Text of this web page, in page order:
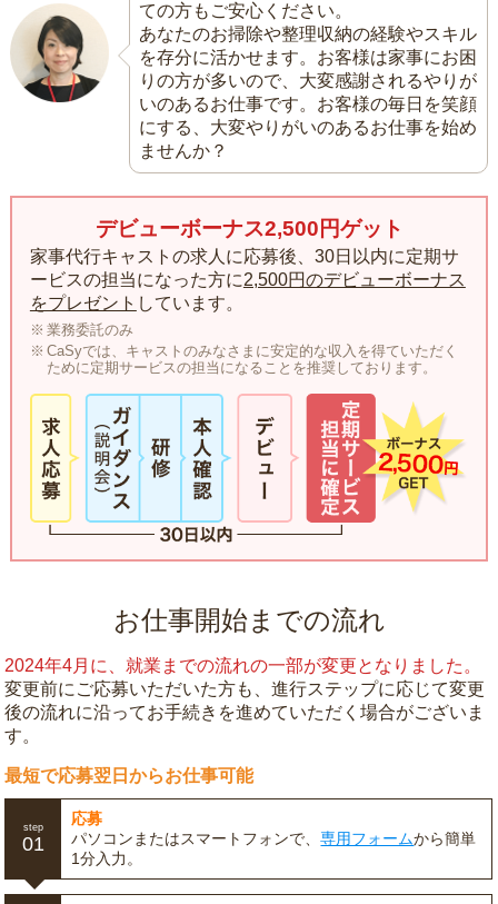
ての方もご安心ください。
あなたのお掃除や整理収納の経験やスキル
を存分に活かせます。お客様は家事にお困
りの方が多いので、大変感謝されるやりが
いのあるお仕事です。お客様の毎日を笑顔
にする、大変やりがいのあるお仕事を始め
ませんか？
デビューボーナス2,500円ゲット
家事代行キャストの求人に応募後、30日以内に定期サ
ービスの担当になった方に2,500円のデビューボーナス
をプレゼント しています。
業務委託のみ
CaSyでは、キャストのみなさまに安定的な収入を得ていただく
ために定期サービスの担当になることを推奨しております。
お仕事開始までの流れ
2024年4月に、就業までの流れの一部が変更となりました。
変更前にご応募いただいた方も、進行ステップに応じて変更
後の流れに沿ってお手続きを進めていただく場合がございま
す。
最短で応募翌日からお仕事可能
step
01
応募
パソコンまたはスマートフォンで、専用フォームから簡単
1分入力。